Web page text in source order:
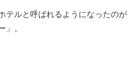
テルと呼ばれるようになったのが
」。